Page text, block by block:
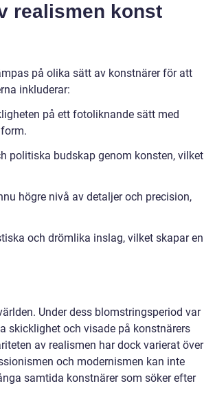
realismen konst
på olika sätt av konstnärer för att
inkluderar:
på ett fotoliknande sätt med
politiska budskap genom konsten, vilket
högre nivå av detaljer och precision,
och drömlika inslag, vilket skapar en
Under dess blomstringsperiod var
skicklighet och visade på konstnärers
av realismen har dock varierat över
och modernismen kan inte
samtida konstnärer som söker efter